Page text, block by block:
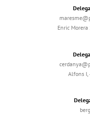
Enric
Alfons I,